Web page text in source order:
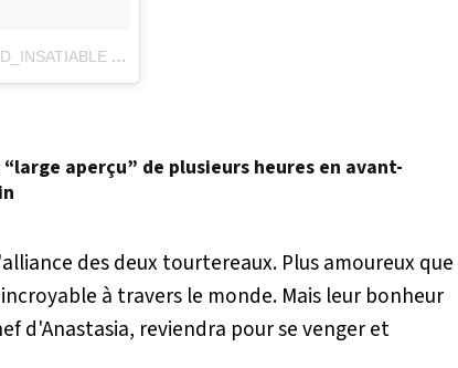
Une publication partagée par IG SEX_MAD_AND_INSATIABLE (@sex_mad_and_insatiable__) 5 Mars 2017
aperçu” de plusieurs heures en avant-
des deux tourtereaux. Plus amoureux que
à travers le monde. Mais leur bonheur
d'Anastasia, reviendra pour se venger et